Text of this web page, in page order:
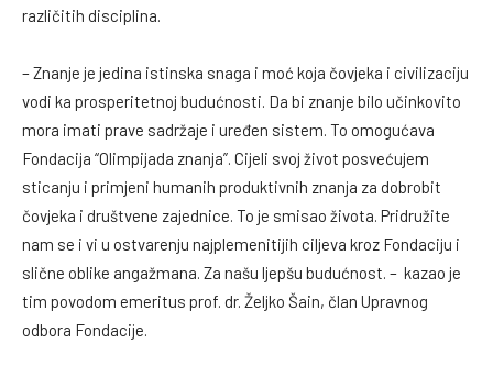
različitih disciplina.
– Znanje je jedina istinska snaga i moć koja čovjeka i civilizaciju
vodi ka prosperitetnoj budućnosti. Da bi znanje bilo učinkovito
mora imati prave sadržaje i uređen sistem. To omogućava
Fondacija “Olimpijada znanja”. Cijeli svoj život posvećujem
sticanju i primjeni humanih produktivnih znanja za dobrobit
čovjeka i društvene zajednice. To je smisao života. Pridružite
nam se i vi u ostvarenju najplemenitijih ciljeva kroz Fondaciju i
slične oblike angažmana. Za našu ljepšu budućnost. – kazao je
tim povodom emeritus prof. dr. Željko Šain, član Upravnog
odbora Fondacije.